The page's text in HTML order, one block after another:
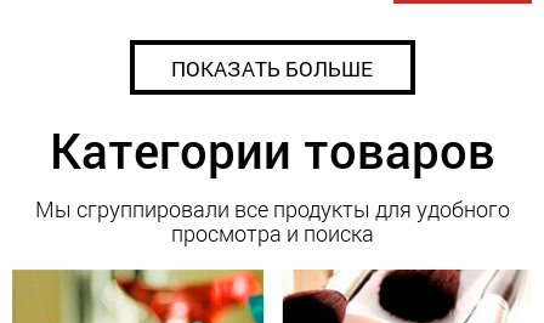
ПОКАЗАТЬ БОЛЬШЕ
Категории товаров
Мы сгруппировали все продукты для удобного
просмотра и поиска